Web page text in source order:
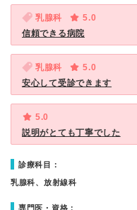
乳腺科
5.0
信頼できる病院
乳腺科
5.0
安心して受診できます
5.0
説明がとても丁寧でした
診療科目：
乳腺科、放射線科
専門医・資格：